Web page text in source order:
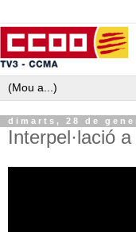
dimarts, 28 de
Interpel·lació